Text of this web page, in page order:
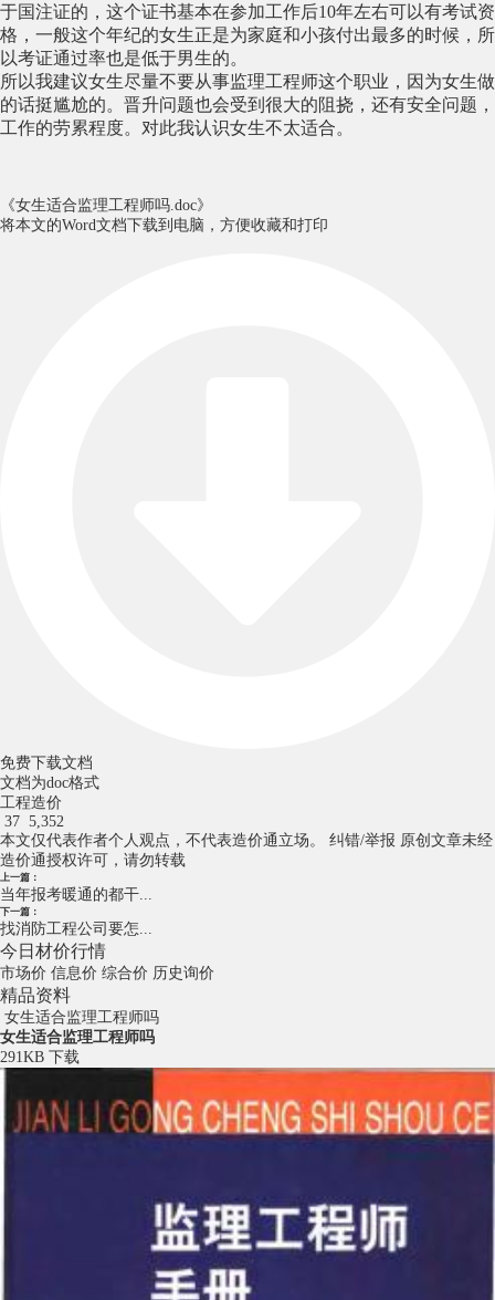
于国注证的，这个证书基本在参加工作后10年左右可以有考试资
格，一般这个年纪的女生正是为家庭和小孩付出最多的时候，所
以考证通过率也是低于男生的。
所以我建议女生尽量不要从事监理工程师这个职业，因为女生做
的话挺尴尬的。晋升问题也会受到很大的阻挠，还有安全问题，
工作的劳累程度。对此我认识女生不太适合。
《女生适合监理工程师吗.doc》
将本文的Word文档下载到电脑，方便收藏和打印
免费下载文档
文档为doc格式
工程造价
37 5,352
本文仅代表作者个人观点，不代表造价通立场。 纠错/举报 原创文章未经
造价通授权许可，请勿转载
上一篇：
当年报考暖通的都干...
下一篇：
找消防工程公司要怎...
今日材价行情
市场价 信息价 综合价 历史询价
精品资料
女生适合监理工程师吗
女生适合监理工程师吗
291KB 下载